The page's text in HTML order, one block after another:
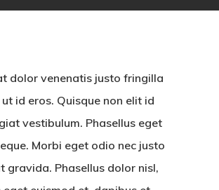
dolor venenatis justo fringilla
id eros. Quisque non elit id
vestibulum. Phasellus eget
Morbi eget odio nec justo
gravida. Phasellus dolor nisl,